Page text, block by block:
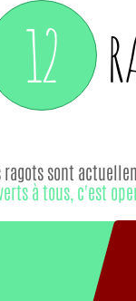
12
ragots sont
à tous, c'est